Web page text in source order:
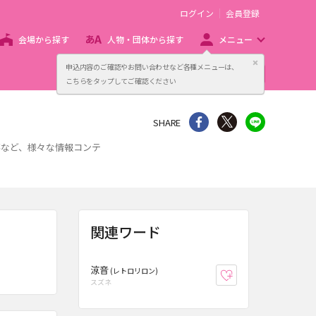
申込内容のご確認やお問い合わせなど各種メニューは、
こちらをタップしてご確認ください
閉じる
ログイン 会員登録
会場から探す 人物・団体から探す メニュー
主催者向け販売サービス
ど、様々な情報コンテ
SHARE シェア Twitter
関連ワード
涼音 (レトロリロン)
スズネ